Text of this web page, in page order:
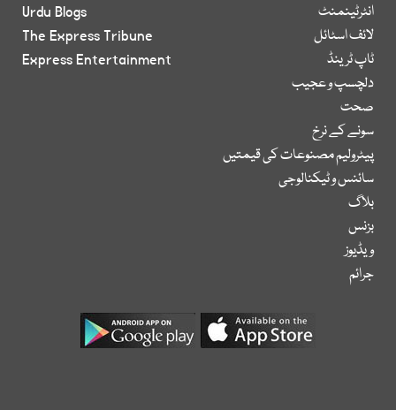
انٹرٹینمنٹ
لائف اسٹائل
ٹاپ ٹرینڈ
دلچسپ و عجیب
صحت
سونے کے نرخ
پیٹرولیم مصنوعات کی قیمتیں
سائنس و ٹیکنالوجی
بلاگ
بزنس
ویڈیوز
جرائم
Urdu Blogs
The Express Tribune
Express Entertainment